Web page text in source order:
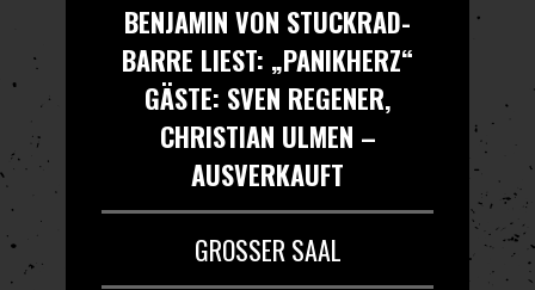
BENJAMIN VON STUCKRAD-
BARRE LIEST: „PANIKHERZ“
GÄSTE: SVEN REGENER,
CHRISTIAN ULMEN –
AUSVERKAUFT
GROSSER SAAL